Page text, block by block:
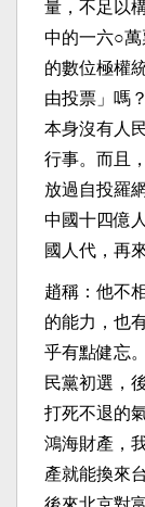
量，不足以
中的一六○
的數位極權
由投票」嗎
本身沒有人
行事。而且
放過自投羅
中國十四億
國人代，再
趙稱：他不
的能力，也
乎有點健忘
民黨初選，
打死不退的
鴻海財產，
產就能換來